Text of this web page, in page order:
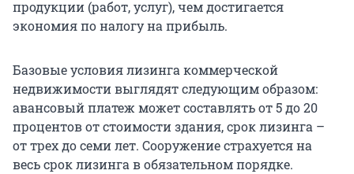
продукции (работ, услуг), чем достигается
экономия по налогу на прибыль.
Базовые условия лизинга коммерческой
недвижимости выглядят следующим образом:
авансовый платеж может составлять от 5 до 20
процентов от стоимости здания, срок лизинга –
от трех до семи лет. Сооружение страхуется на
весь срок лизинга в обязательном порядке.